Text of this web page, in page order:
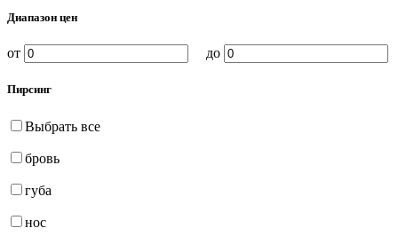
Диапазон цен
от до
Пирсинг
Выбрать все
бровь
губа
нос